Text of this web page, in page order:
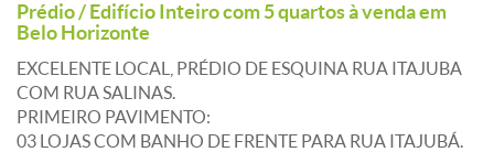
Prédio / Edifício Inteiro com 5 quartos à venda em
Belo Horizonte
EXCELENTE LOCAL, PRÉDIO DE ESQUINA RUA ITAJUBA
COM RUA SALINAS.
PRIMEIRO PAVIMENTO:
03 LOJAS COM BANHO DE FRENTE PARA RUA ITAJUBÁ.